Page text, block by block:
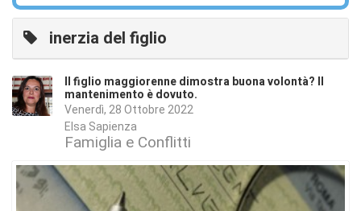
inerzia del figlio
Il figlio maggiorenne dimostra buona volontà? Il
mantenimento è dovuto.
Venerdì, 28 Ottobre 2022
Elsa Sapienza
Famiglia e Conflitti